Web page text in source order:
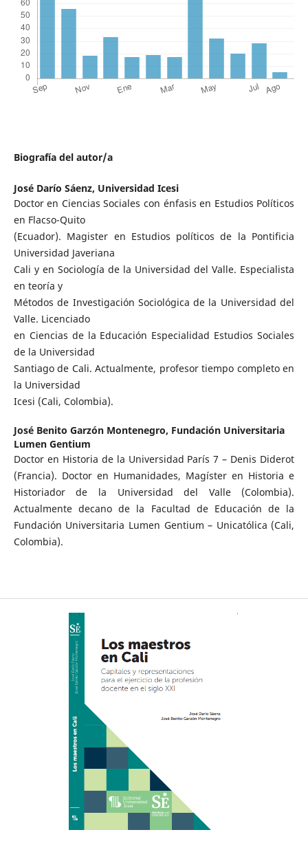
Biografía del autor/a
José Darío Sáenz, Universidad Icesi
Doctor en Ciencias Sociales con énfasis en Estudios Políticos
en Flacso-Quito
(Ecuador). Magister en Estudios políticos de la Pontificia
Universidad Javeriana
Cali y en Sociología de la Universidad del Valle. Especialista
en teoría y
Métodos de Investigación Sociológica de la Universidad del
Valle. Licenciado
en Ciencias de la Educación Especialidad Estudios Sociales
de la Universidad
Santiago de Cali. Actualmente, profesor tiempo completo en
la Universidad
Icesi (Cali, Colombia).
José Benito Garzón Montenegro, Fundación Universitaria
Lumen Gentium
Doctor en Historia de la Universidad París 7 – Denis Diderot
(Francia). Doctor en Humanidades, Magíster en Historia e
Historiador de la Universidad del Valle (Colombia).
Actualmente decano de la Facultad de Educación de la
Fundación Universitaria Lumen Gentium – Unicatólica (Cali,
Colombia).